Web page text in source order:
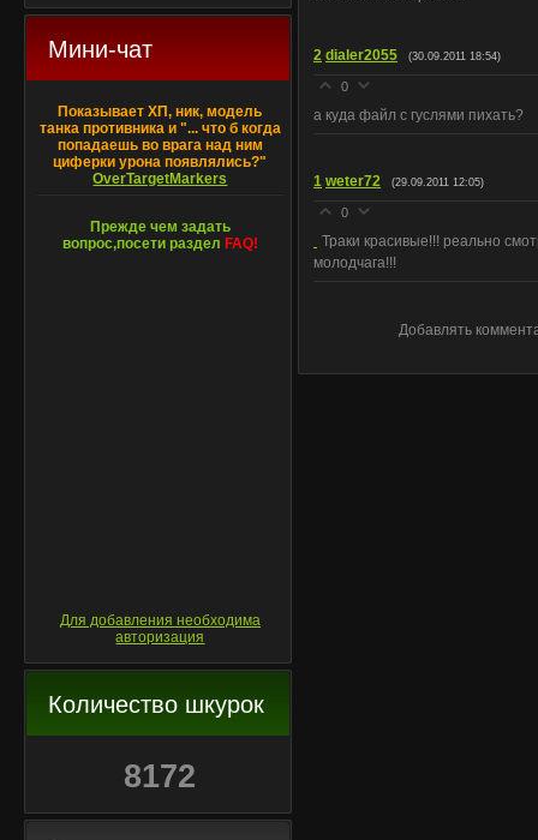
Мини-чат
Показывает ХП, ник, модель
танка противника и "... что б когда
попадаешь во врага над ним
циферки урона появлялись?"
OverTargetMarkers
Прежде чем задать
вопрос,посети раздел FAQ!
Для добавления необходима
авторизация
Количество шкурок
8172
2 dialer2055 (30.09.2011 18:54)
0
а куда файл с гуслями пихать?
1 weter72 (29.09.2011 12:05)
0
Траки красивые!!! реально
молодчага!!!
Добавлять